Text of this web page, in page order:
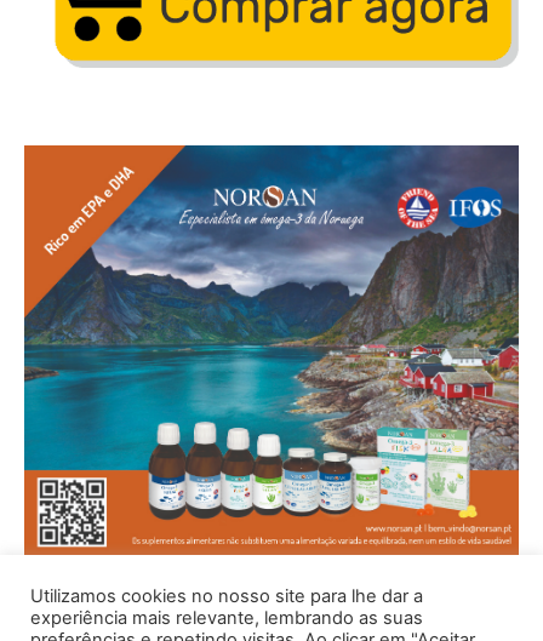
Utilizamos cookies no nosso site para lhe dar a
experiência mais relevante, lembrando as suas